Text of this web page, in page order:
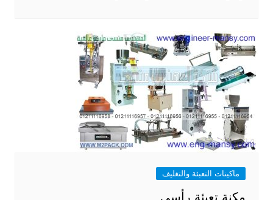
ماكينات التعبئة والتغليف
مكنة تعبئة رأسي